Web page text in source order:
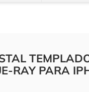
RAY PARA